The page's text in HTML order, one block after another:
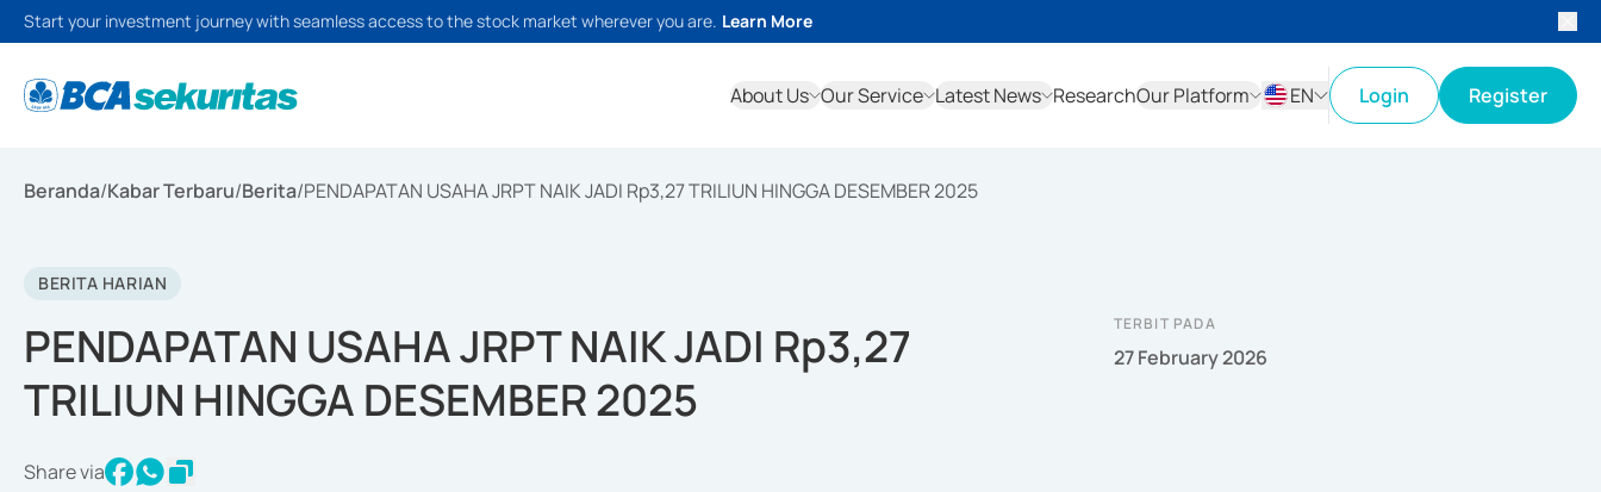
Start your investment journey with seamless access to the stock market wherever you are. Learn More
About Us Our Service Latest News ResearchOur Platform
EN
Login Register
Beranda/Kabar Terbaru/Berita/PENDAPATAN USAHA JRPT NAIK JADI Rp3,27 TRILIUN HINGGA DESEMBER 2025
BERITA HARIAN
PENDAPATAN USAHA JRPT NAIK JADI Rp3,27
TRILIUN HINGGA DESEMBER 2025
Share via
TERBIT PADA
27 February 2026